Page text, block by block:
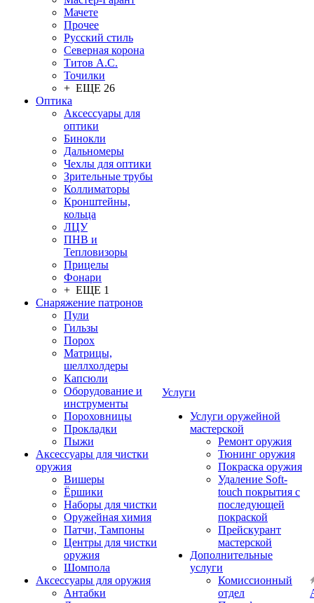
Мачете
Прочее
Русский стиль
Северная корона
Титов А.С.
Точилки
+ ЕЩЕ 26
Оптика
Аксессуары для
оптики
Бинокли
Дальномеры
Чехлы для оптики
Зрительные трубы
Коллиматоры
Кронштейны,
кольца
ЛЦУ
ПНВ и
Тепловизоры
Прицелы
Фонари
+ ЕЩЕ 1
Снаряжение патронов
Пули
Гильзы
Порох
Матрицы,
шеллхолдеры
Капсюли
Оборудование и
инструменты
Пороховницы
Прокладки
Пыжи
Аксессуары для чистки
оружия
Вишеры
Ёршики
Наборы для чистки
Оружейная химия
Патчи, Тампоны
Центры для чистки
оружия
Шомпола
Аксессуары для оружия
Антабки
Услуги
Услуги оружейной
мастерской
Ремонт оружия
Тюнинг оружия
Покраска оружия
Удаление Soft-
touch покрытия с
последующей
покраской
Прейскурант
мастерской
Дополнительные
услуги
Комиссионный
отдел